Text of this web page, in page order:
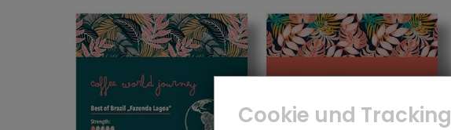
Cookie und Tracking